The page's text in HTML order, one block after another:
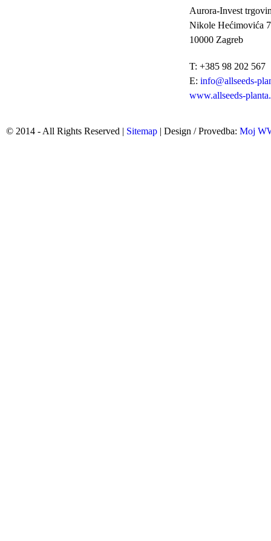
Aurora-Invest
Nikole Hećimovića 7
10000 Zagreb
T: +385 98 202 567
E: info@allseeds-
www.allseeds-
© 2014 - All Rights Reserved | Sitemap | Design / Provedba: Moj